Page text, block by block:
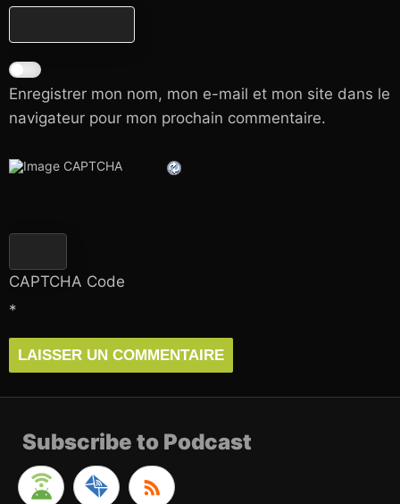
Enregistrer mon nom, mon e-mail et mon site dans le
navigateur pour mon prochain commentaire.
CAPTCHA Code
*
Subscribe to Podcast